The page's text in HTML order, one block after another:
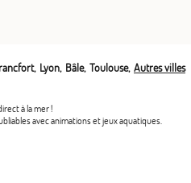
Lyon Bâle Toulouse Autres villes
à la mer !
avec animations et jeux aquatiques.